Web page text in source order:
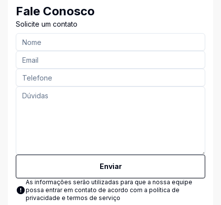
Fale Conosco
Solicite um contato
Enviar
As informações serão utilizadas para que a nossa equipe
possa entrar em contato de acordo com a política de
privacidade e termos de serviço